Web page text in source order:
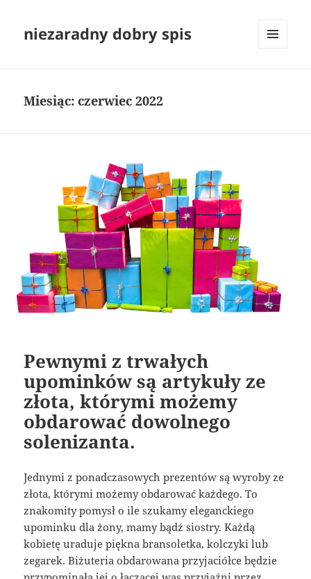
niezaradny dobry spis
Miesiąc:czerwiec 2022
Pewnymi z trwałych
upominków są artykuły ze
złota, którymi możemy
obdarować dowolnego
solenizanta.
Jednymi z ponadczasowych prezentów są wyroby ze
złota, którymi możemy obdarować każdego. To
znakomity pomysł o ile szukamy eleganckiego
upominku dla żony, mamy bądź siostry. Każdą
kobietę uraduje piękna bransoletka, kolczyki lub
zegarek. Biżuteria obdarowana przyjaciółce będzie